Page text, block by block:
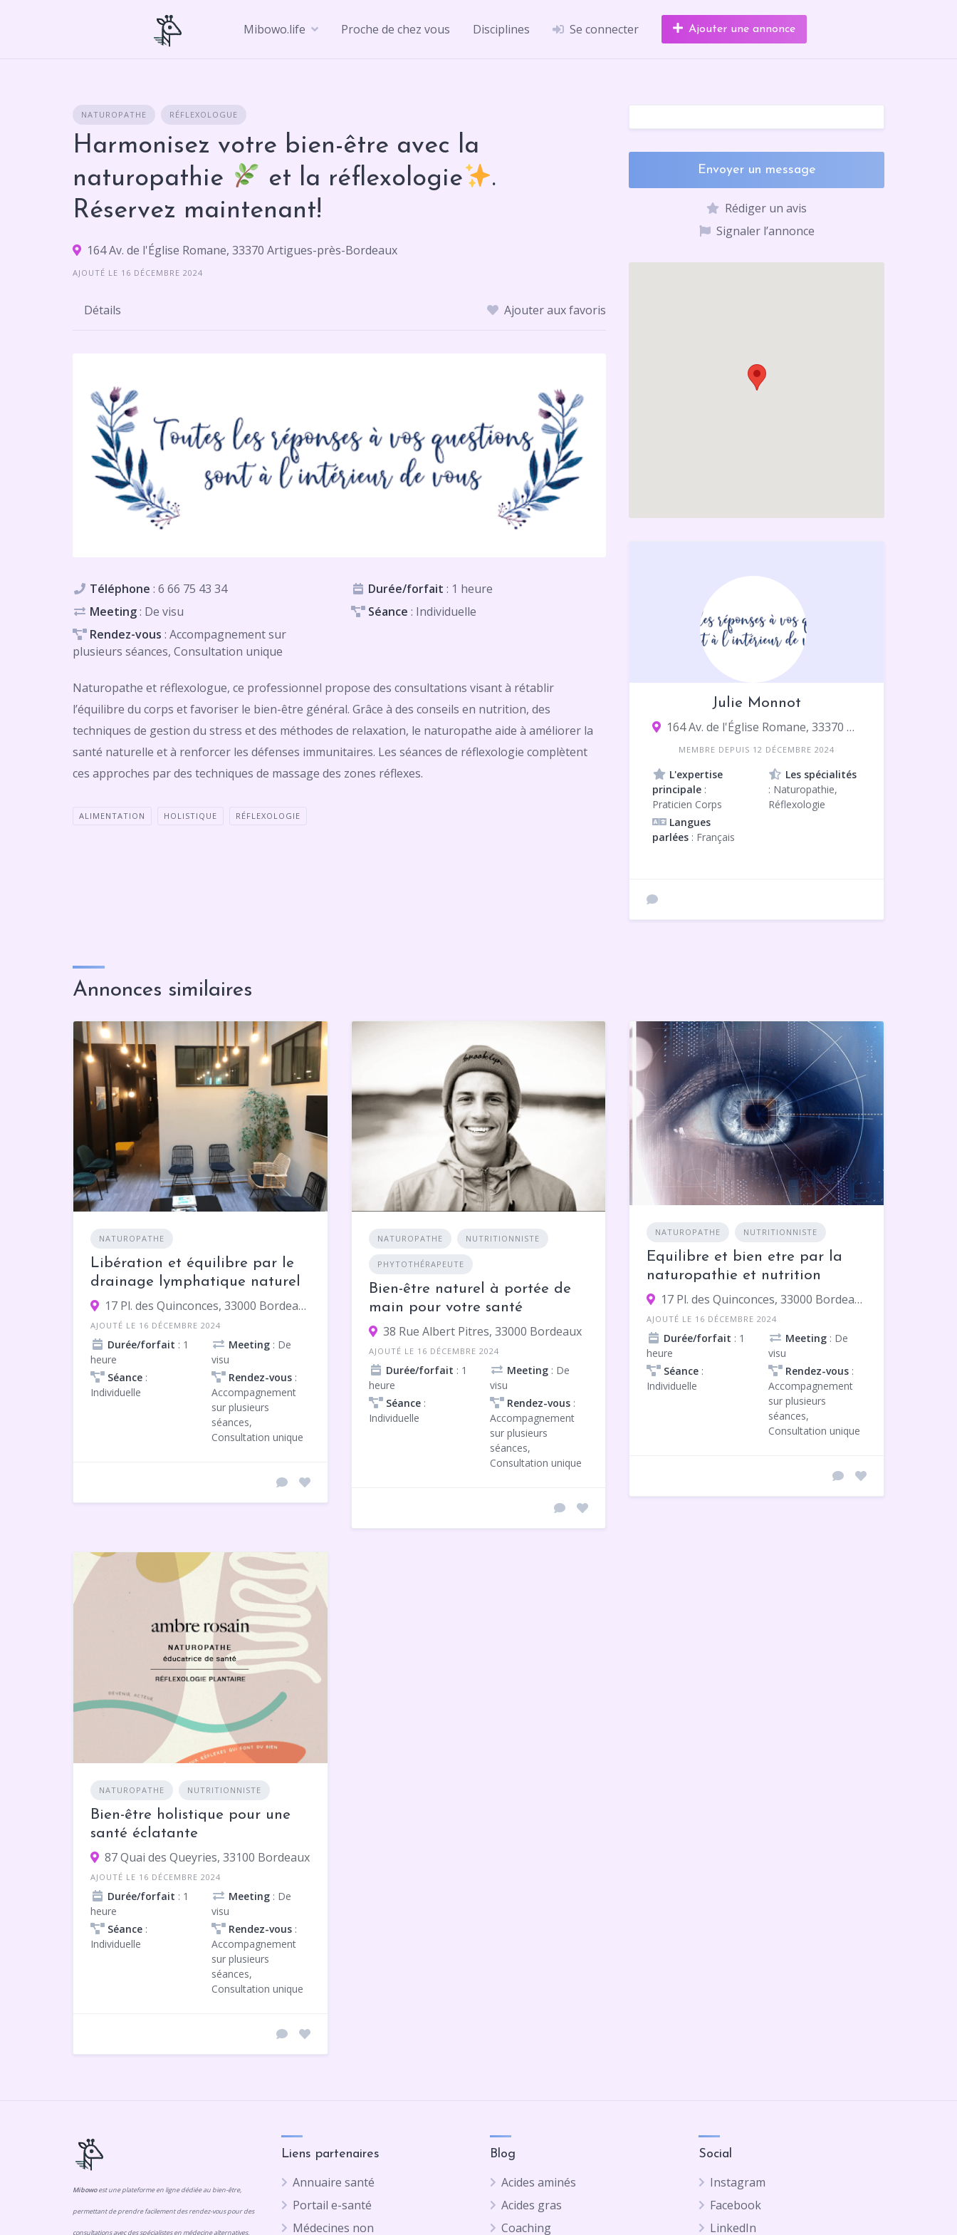
Mibowo.life Proche de chez vous Disciplines Se connecter Ajouter une annonce
NATUROPATHE RÉFLEXOLOGUE
Harmonisez votre bien-être avec la
naturopathie
et la réflexologie
.
Réservez maintenant!
164 Av. de l'Église Romane, 33370 Artigues-près-Bordeaux
AJOUTÉ LE 16 DÉCEMBRE 2024
Détails Ajouter aux favoris
Téléphone : 6 66 75 43 34 Durée/forfait : 1 heure
Meeting: De visu Séance : Individuelle
Rendez-vous : Accompagnement sur
plusieurs séances, Consultation unique
Naturopathe et réflexologue, ce professionnel propose des consultations visant à rétablir
l’équilibre du corps et favoriser le bien-être général. Grâce à des conseils en nutrition, des
techniques de gestion du stress et des méthodes de relaxation, le naturopathe aide à améliorer la
santé naturelle et à renforcer les défenses immunitaires. Les séances de réflexologie complètent
ces approches par des techniques de massage des zones réflexes.
ALIMENTATION HOLISTIQUE RÉFLEXOLOGIE
Envoyer un message
Rédiger un avis
Signaler l’annonce
Julie Monnot
164 Av. de l'Église Romane, 33370 Artigues-près-Bordeaux
MEMBRE DEPUIS 12 DÉCEMBRE 2024
L'expertise
principale :
Praticien Corps
Les spécialités
: Naturopathie,
Réflexologie
Langues
parlées : Français
Annonces similaires
NATUROPATHE
Libération et équilibre par le
drainage lymphatique naturel
17 Pl. des Quinconces, 33000 Bordeaux
AJOUTÉ LE 16 DÉCEMBRE 2024
Durée/forfait : 1
heure
Meeting : De
visu
Séance :
Individuelle
Rendez-vous :
Accompagnement
sur plusieurs
séances,
Consultation unique
NATUROPATHE NUTRITIONNISTE
PHYTOTHÉRAPEUTE
Bien-être naturel à portée de
main pour votre santé
38 Rue Albert Pitres, 33000 Bordeaux
AJOUTÉ LE 16 DÉCEMBRE 2024
Durée/forfait : 1
heure
Meeting: De
visu
Séance:
Individuelle
Rendez-vous:
Accompagnement
sur plusieurs
séances,
Consultation unique
NATUROPATHE NUTRITIONNISTE
Equilibre et bien etre par la
naturopathie et nutrition
17 Pl. des Quinconces, 33000 Bordeaux
AJOUTÉ LE 16 DÉCEMBRE 2024
Durée/forfait : 1
heure
Meeting: De
visu
Séance :
Individuelle
Rendez-vous:
Accompagnement
sur plusieurs
séances,
Consultation unique
NATUROPATHE NUTRITIONNISTE
Bien-être holistique pour une
santé éclatante
87 Quai des Queyries, 33100 Bordeaux
AJOUTÉ LE 16 DÉCEMBRE 2024
Durée/forfait : 1
heure
Meeting : De
visu
Séance :
Individuelle
Rendez-vous :
Accompagnement
sur plusieurs
séances,
Consultation unique
Mibowoest une plateforme en ligne dédiée au bien-être,
permettant de prendre facilement des rendez-vous pour des
consultations avec des spécialistes en médecine alternatives,
Liens partenaires
Annuaire santé
Portail e-santé
Médecines non
Blog
Acides aminés
Acides gras
Coaching
Social
Instagram
Facebook
LinkedIn